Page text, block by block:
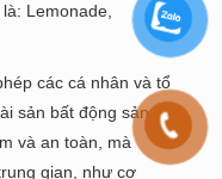
Lemonade,
các cá nhân và tổ
sản bất động sản
và an toàn, mà
gian, như cơ